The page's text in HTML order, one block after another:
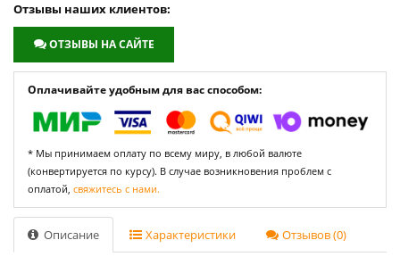
Отзывы наших клиентов:
ОТЗЫВЫ НА САЙТЕ
Оплачивайте удобным для вас способом:
* Мы принимаем оплату по всему миру, в любой валюте
(конвертируется по курсу). В случае возникновения проблем с
оплатой, свяжитесь с нами.
Описание Характеристики Отзывов (0)